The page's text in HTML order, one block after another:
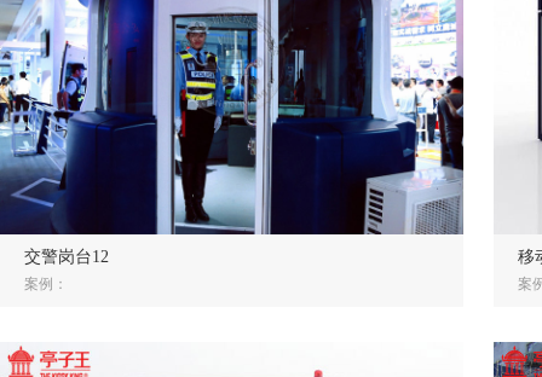
交警岗台12
案例：
移
案